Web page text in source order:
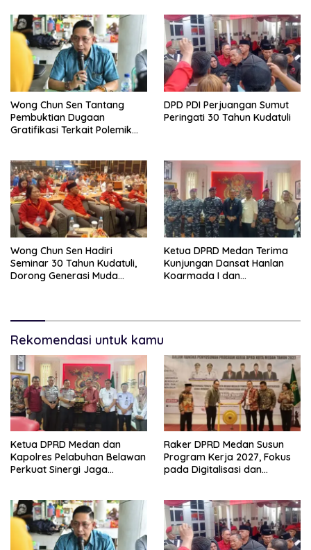
Belawan
Wong Chun Sen Tantang
Pembuktian Dugaan
Gratifikasi Terkait Polemik
DPD PDI Perjuangan Sumut
Peringati 30 Tahun Kudatuli
Wong Chun Sen Hadiri
Seminar 30 Tahun Kudatuli,
Dorong Generasi Muda
Ketua DPRD Medan Terima
Kunjungan Dansat Hanlan
Koarmada I dan
Rekomendasi untuk kamu
Ketua DPRD Medan dan
Kapolres Pelabuhan Belawan
Perkuat Sinergi Jaga
Belawan
Raker DPRD Medan Susun
Program Kerja 2027, Fokus
pada Digitalisasi dan